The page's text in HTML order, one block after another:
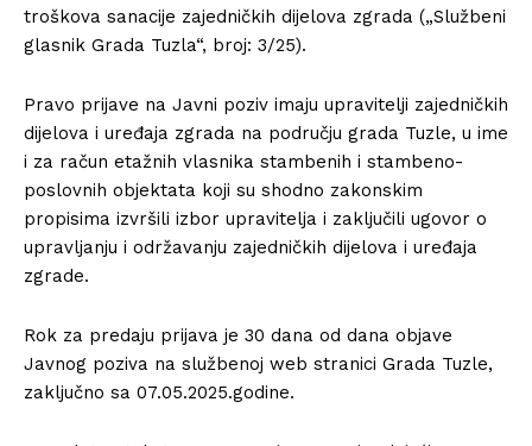
troškova sanacije zajedničkih dijelova zgrada („Službeni
glasnik Grada Tuzla“, broj: 3/25).
Pravo prijave na Javni poziv imaju upravitelji zajedničkih
dijelova i uređaja zgrada na području grada Tuzle, u ime
i za račun etažnih vlasnika stambenih i stambeno-
poslovnih objektata koji su shodno zakonskim
propisima izvršili izbor upravitelja i zaključili ugovor o
upravljanju i održavanju zajedničkih dijelova i uređaja
zgrade.
Rok za predaju prijava je 30 dana od dana objave
Javnog poziva na službenoj web stranici Grada Tuzle,
zaključno sa 07.05.2025.godine.